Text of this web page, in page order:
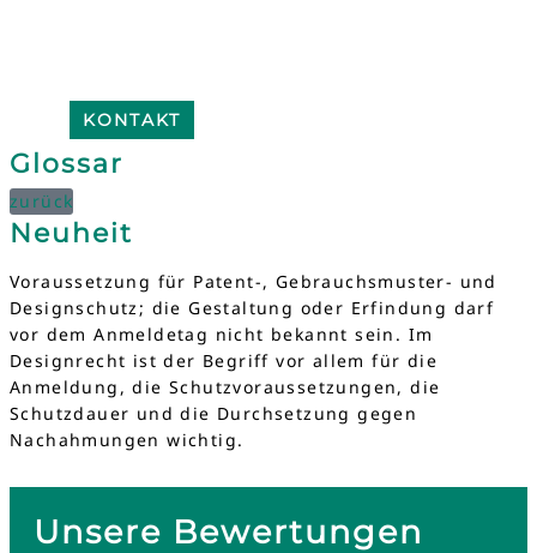
KONTAKT
Glossar
zurück
Neuheit
Voraussetzung für Patent-, Gebrauchsmuster- und
Designschutz; die Gestaltung oder Erfindung darf
vor dem Anmeldetag nicht bekannt sein. Im
Designrecht ist der Begriff vor allem für die
Anmeldung, die Schutzvoraussetzungen, die
Schutzdauer und die Durchsetzung gegen
Nachahmungen wichtig.
Unsere Bewertungen